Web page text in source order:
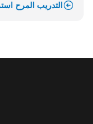
التدريب المرح